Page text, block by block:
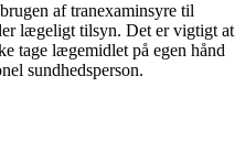
af tranexaminsyre til
lægeligt tilsyn. Det er vigtigt at
tage lægemidlet på egen hånd
sundhedsperson.